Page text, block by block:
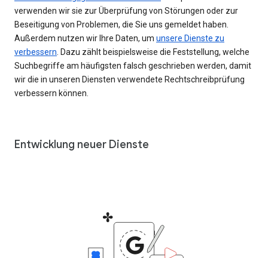
verwenden wir sie zur Überprüfung von Störungen oder zur
Beseitigung von Problemen, die Sie uns gemeldet haben.
Außerdem nutzen wir Ihre Daten, um unsere Dienste zu
verbessern . Dazu zählt beispielsweise die Feststellung, welche
Suchbegriffe am häufigsten falsch geschrieben werden, damit
wir die in unseren Diensten verwendete Rechtschreibprüfung
verbessern können.
Entwicklung neuer Dienste